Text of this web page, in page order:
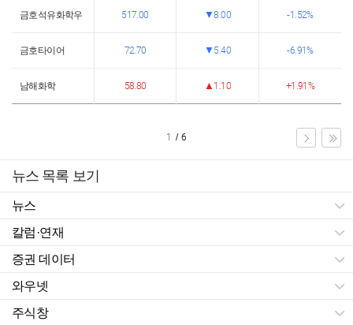
금호석유화학우 517.00 8.00 1.52%
금호타이어 72.70 5.40 6.91%
남해화학 58.80 1.10 1.91%
1 / 6
뉴스 목록 보기
뉴스
칼럼·연재
증권 데이터
와우넷
주식창